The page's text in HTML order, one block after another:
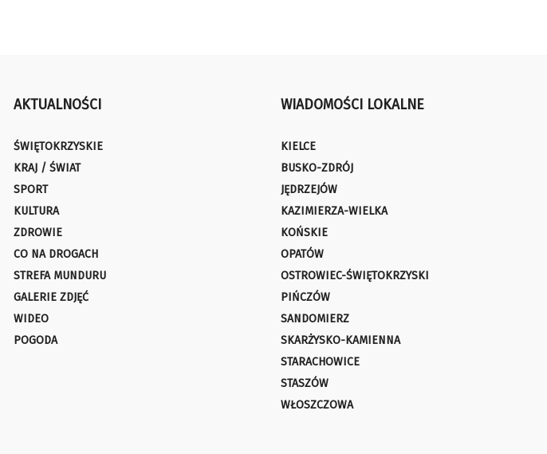
AKTUALNOŚCI
ŚWIĘTOKRZYSKIE
KRAJ / ŚWIAT
SPORT
KULTURA
ZDROWIE
CO NA DROGACH
STREFA MUNDURU
GALERIE ZDJĘĆ
WIDEO
POGODA
WIADOMOŚCI LOKALNE
KIELCE
BUSKO-ZDRÓJ
JĘDRZEJÓW
KAZIMIERZA-WIELKA
KOŃSKIE
OPATÓW
OSTROWIEC-ŚWIĘTOKRZYSKI
PIŃCZÓW
SANDOMIERZ
SKARŻYSKO-KAMIENNA
STARACHOWICE
STASZÓW
WŁOSZCZOWA